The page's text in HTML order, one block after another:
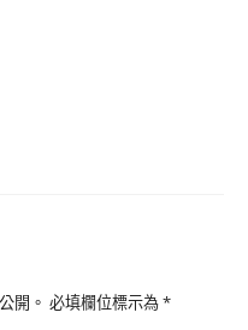
開。 必填欄位標示為*